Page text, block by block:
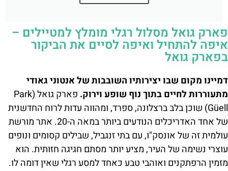
פארק גואל מסלול רגלי מומלץ למטיילים –
איפה להתחיל ואיפה לסיים את הביקור
בפארק גואל
דמיינו מקום שבו יצירותיו השובבות של אנטוני גאודי
מתעוררות לחיים בתוך נוף שופע וירוק.
פארק גואל (Park
Güell) שוכן בלב ברצלונה, ספרד, ומהווה עדות לרוח החדשנית
של אחד האדריכלים הנודעים ביותר במאה ה-20. אתר מורשת
עולמית זה של אונסק"ו, עם בתי זנגביל, שבילים קסומים ונופים
עוצרי נשימה של העיר, מציע יותר מסתם חגיגה חזותית. הוא
מזמין הרפתקנים ואוהבי טבע כאחד למסע רגלי שאין דומה לו.